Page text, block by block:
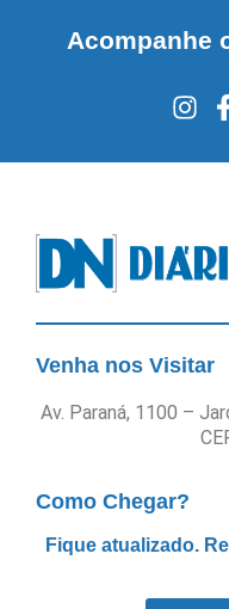
Acompanhe
Venha nos Visitar
Av. Paraná, 1100 –
Como Chegar?
Fique atualizado.